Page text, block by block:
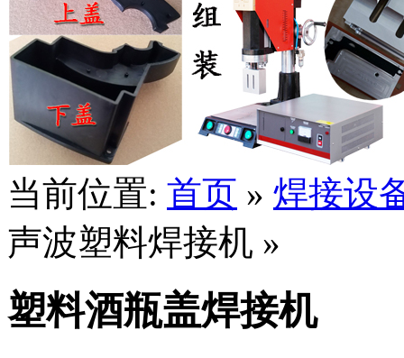
当前位置: 首页 » 焊接设
声波塑料焊接机 »
塑料酒瓶盖焊接机